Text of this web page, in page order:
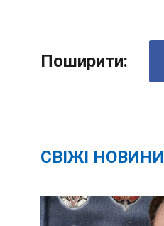
Поширити:
СВІЖІ НОВИНИ